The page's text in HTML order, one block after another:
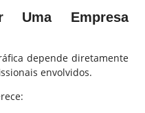
Uma Empresa
depende diretamente
envolvidos.